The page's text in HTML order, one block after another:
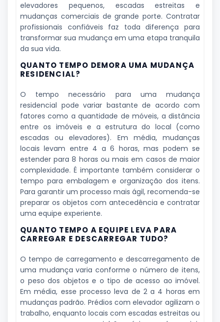
elevadores pequenos, escadas estreitas e
mudanças comerciais de grande porte. Contratar
profissionais confiáveis faz toda diferença para
transformar sua mudança em uma etapa tranquila
da sua vida.
QUANTO TEMPO DEMORA UMA MUDANÇA
RESIDENCIAL?
O tempo necessário para uma mudança
residencial pode variar bastante de acordo com
fatores como a quantidade de móveis, a distância
entre os imóveis e a estrutura do local (como
escadas ou elevadores). Em média, mudanças
locais levam entre 4 a 6 horas, mas podem se
estender para 8 horas ou mais em casos de maior
complexidade. É importante também considerar o
tempo para embalagem e organização dos itens.
Para garantir um processo mais ágil, recomenda-se
preparar os objetos com antecedência e contratar
uma equipe experiente.
QUANTO TEMPO A EQUIPE LEVA PARA
CARREGAR E DESCARREGAR TUDO?
O tempo de carregamento e descarregamento de
uma mudança varia conforme o número de itens,
o peso dos objetos e o tipo de acesso ao imóvel.
Em média, esse processo leva de 2 a 4 horas em
mudanças padrão. Prédios com elevador agilizam o
trabalho, enquanto locais com escadas estreitas ou